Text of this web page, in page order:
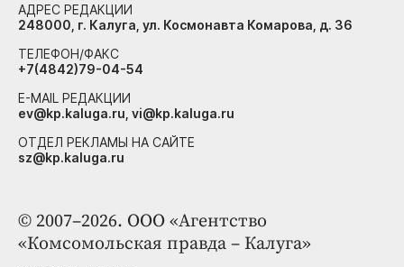
© 2007–2026. ООО «Агентство
«Комсомольская правда – Калуга»
АДРЕС РЕДАКЦИИ
248000, г. Калуга, ул. Космонавта Комарова, д. 36
ТЕЛЕФОН/ФАКС
+7(4842)79-04-54
E-MAIL РЕДАКЦИИ
ev@kp.kaluga.ru, vi@kp.kaluga.ru
ОТДЕЛ РЕКЛАМЫ НА САЙТЕ
sz@kp.kaluga.ru